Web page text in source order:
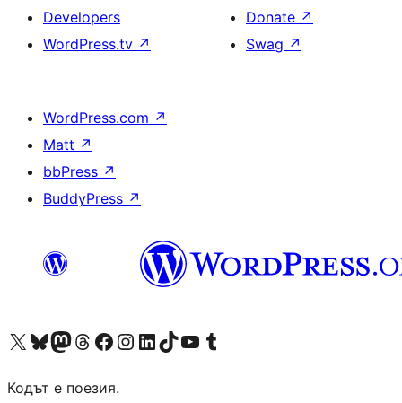
Developers
WordPress.tv ↗
Donate ↗
Swag ↗
WordPress.com ↗
Matt ↗
bbPress ↗
BuddyPress ↗
Visit our X (formerly Twitter) account
Visit our Bluesky account
Visit our Mastodon account
Visit our Threads account
Посетете нашата страница във Facebook
Посетете нашия профил в Instagram
Посетете нашия профил в LinkedIn
Visit our TikTok account
Visit our YouTube channel
Visit our Tumblr account
Кодът е поезия.